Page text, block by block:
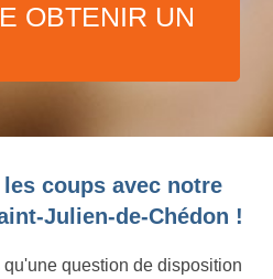
OBTENIR UN
coups avec notre
Julien-de-Chédon !
question de disposition